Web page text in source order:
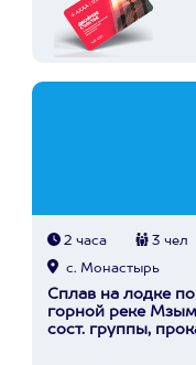
2 часа 3 чел
с. Монастырь
Сплав на лодке по
горной реке
сост. группы,